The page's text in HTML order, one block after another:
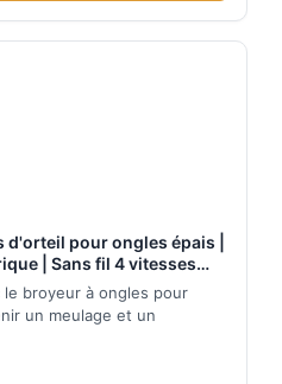
d'orteil pour ongles épais |
| Sans fil 4 vitesses
enlever les ongles
bords, polir, meuler
broyeur à ongles pour
un meulage et un